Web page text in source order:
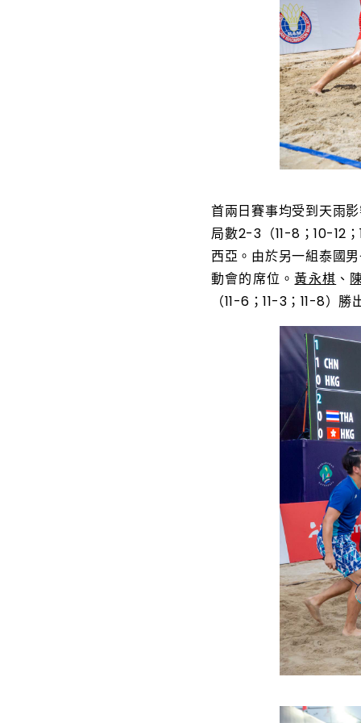
首兩日賽事均受到天雨
局數2-3（11-8；10-12
西亞。由於另一組泰國
動會的席位。黃永棋 、
（11-6；11-3；11-8）